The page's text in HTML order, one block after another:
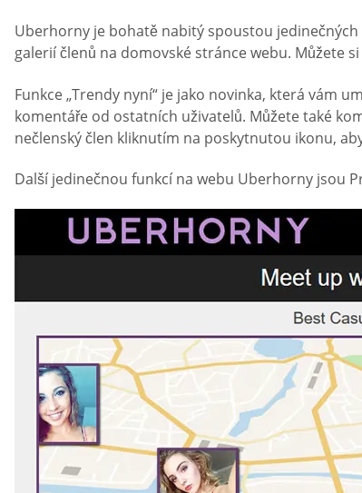
Uberhorny je bohatě nabitý spoustou
galerií členů na domovské stránce webu. Můžete
Funkce „Trendy nyní“ je jako novinka, která vám
komentáře od ostatních uživatelů. Můžete také
nečlenský člen kliknutím na poskytnutou ikonu,
Další jedinečnou funkcí na webu Uberhorny jsou